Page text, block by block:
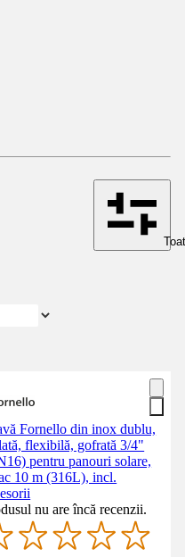
Fornello din inox dublu,
flexibilă, gofrată 3/4"
pentru panouri solare,
10 m (316L), incl.
nu are încă recenzii.